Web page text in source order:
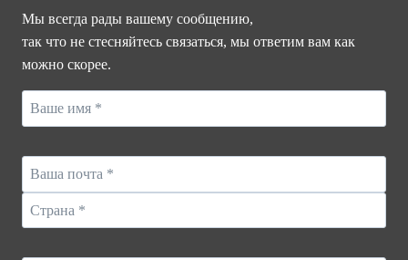
Мы всегда рады вашему сообщению,
так что не стесняйтесь связаться, мы ответим вам как
можно скорее.